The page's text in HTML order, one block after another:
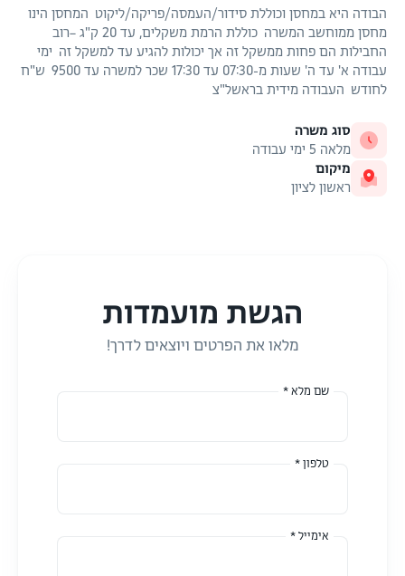
הבודה היא במחסן וכוללת סידור/העמסה/פריקה/ליקוט המחסן הינו
מחסן ממוחשב המשרה כוללת הרמת משקלים, עד 20 ק"ג –רוב
החבילות הם פחות ממשקל זה אך יכולות להגיע עד למשקל זה ימי
עבודה א' עד ה' שעות מ-07:30 עד 17:30 שכר למשרה עד 9500 ש"ח
לחודש העבודה מידית בראשל"צ
סוג משרה
מלאה 5 ימי עבודה
מיקום
ראשון לציון
הגשת מועמדות
מלאו את הפרטים ויוצאים לדרך!
שם מלא *
טלפון *
אימייל *